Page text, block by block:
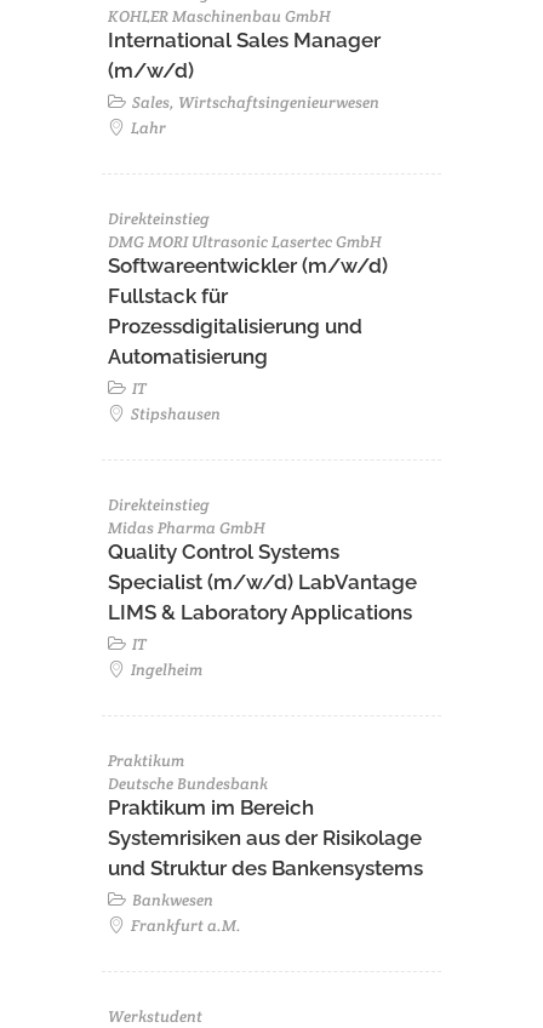
KOHLER Maschinenbau GmbH
International Sales Manager
(m/w/d)
Sales, Wirtschaftsingenieurwesen
Lahr
Direkteinstieg
DMG MORI Ultrasonic Lasertec GmbH
Softwareentwickler (m/w/d)
Fullstack für
Prozessdigitalisierung und
Automatisierung
IT
Stipshausen
Direkteinstieg
Midas Pharma GmbH
Quality Control Systems
Specialist (m/w/d) LabVantage
LIMS & Laboratory Applications
IT
Ingelheim
Praktikum
Deutsche Bundesbank
Praktikum im Bereich
Systemrisiken aus der Risikolage
und Struktur des Bankensystems
Bankwesen
Frankfurt a.M.
Werkstudent